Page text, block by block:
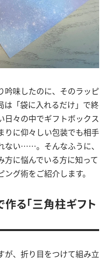
吟味したのに、そのラッピ
「袋に入れるだけ」で終
々の中でギフトボックス
りに仰々しい包装でも相手
ない……。そんなふうに、
に悩んでいる方に知って
グ術をご紹介します。
る「三角柱ギフト
が、折り目をつけて組み立